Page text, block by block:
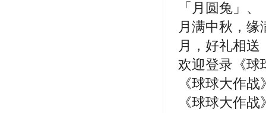
「月圆兔」
月满中秋，
月，好礼相
欢迎登录《球
《球球大作
《球球大作